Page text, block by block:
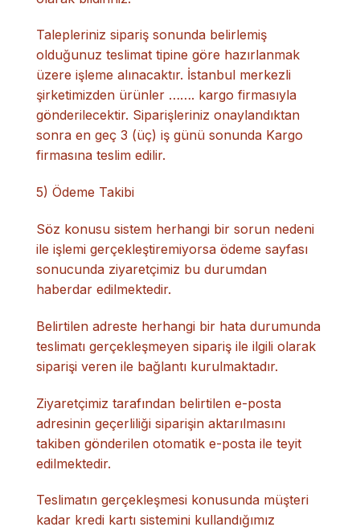
Talepleriniz sipariş sonunda belirlemiş
olduğunuz teslimat tipine göre hazırlanmak
üzere işleme alınacaktır. İstanbul merkezli
şirketimizden ürünler ……. kargo firmasıyla
gönderilecektir. Siparişleriniz onaylandıktan
sonra en geç 3 (üç) iş günü sonunda Kargo
firmasına teslim edilir.
5) Ödeme Takibi
Söz konusu sistem herhangi bir sorun nedeni
ile işlemi gerçekleştiremiyorsa ödeme sayfası
sonucunda ziyaretçimiz bu durumdan
haberdar edilmektedir.
Belirtilen adreste herhangi bir hata durumunda
teslimatı gerçekleşmeyen sipariş ile ilgili olarak
siparişi veren ile bağlantı kurulmaktadır.
Ziyaretçimiz tarafından belirtilen e-posta
adresinin geçerliliği siparişin aktarılmasını
takiben gönderilen otomatik e-posta ile teyit
edilmektedir.
Teslimatın gerçekleşmesi konusunda müşteri
kadar kredi kartı sistemini kullandığımız